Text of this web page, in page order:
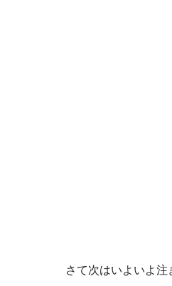
さて次はいよいよ